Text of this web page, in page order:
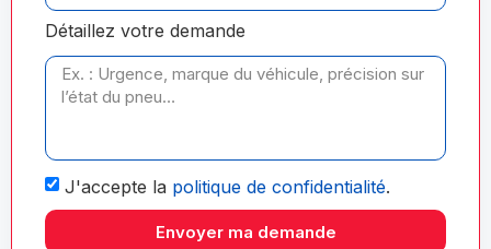
Détaillez votre demande
J'accepte la politique de confidentialité.
Envoyer ma demande